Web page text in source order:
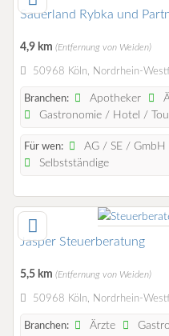
Sauerland Rybka und
4,9 km (Entfernung von Weiden)
50968 Köln, Nordrhein-
Branchen: Apotheker
Gastronomie / Hotel /
Für wen: AG / SE /
Selbstständige
Jasper Steuerberatung
5,5 km (Entfernung von Weiden)
50968 Köln, Nordrhein-
Branchen: Ärzte